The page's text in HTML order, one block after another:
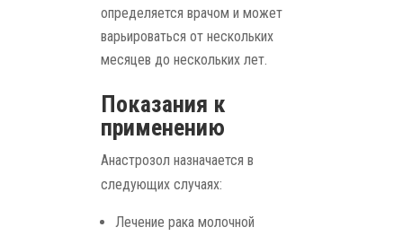
определяется врачом и может
варьироваться от нескольких
месяцев до нескольких лет.
Показания к
применению
Анастрозол назначается в
следующих случаях:
Лечение рака молочной